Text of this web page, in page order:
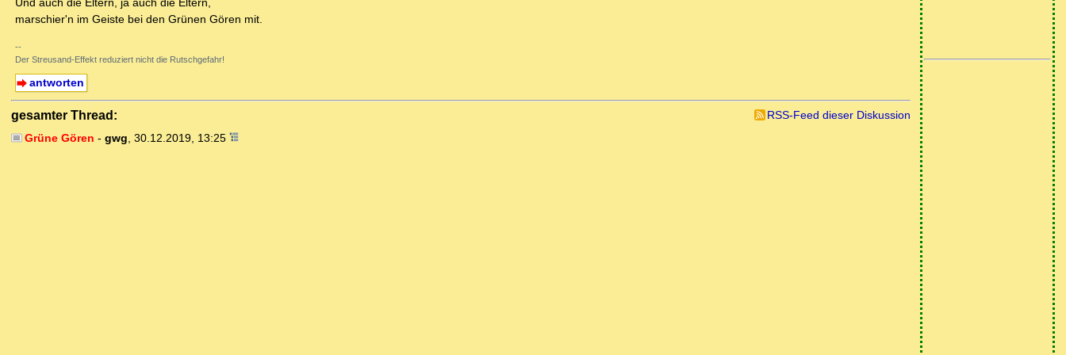
Und auch die Eltern, ja auch die Eltern,
marschier'n im Geiste bei den Grünen Gören mit.
--
Der Streusand-Effekt reduziert nicht die Rutschgefahr!
antworten
gesamter Thread:
RSS-Feed dieser Diskussion
Grüne Gören - gwg 30.12.2019, 13:25